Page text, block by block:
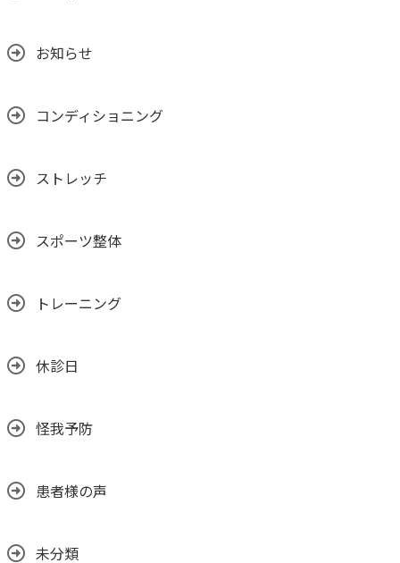
お知らせ
コンディショニング
ストレッチ
スポーツ整体
トレーニング
休診日
怪我予防
患者様の声
未分類